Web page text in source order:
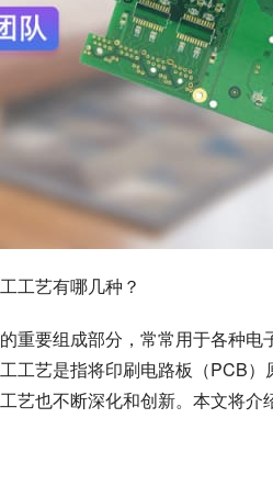
工艺有哪几种？
重要组成部分，常常用于各种
工艺是指将印刷电路板（PCB
艺也不断深化和创新。本文将介